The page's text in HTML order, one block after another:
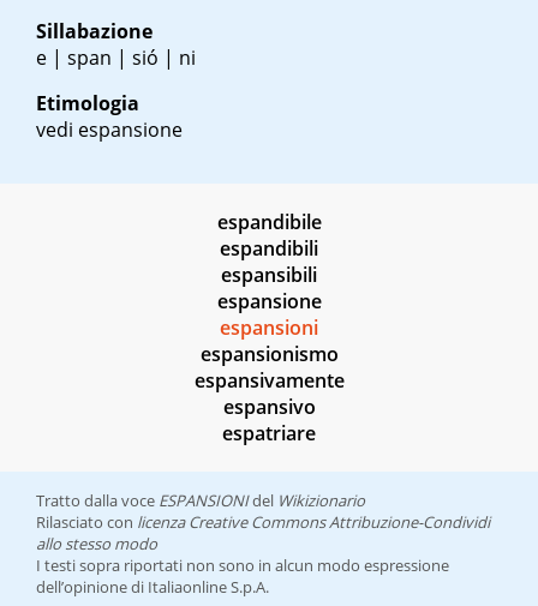
Sillabazione
e | span | sió | ni
Etimologia
vedi espansione
espandibile
espandibili
espansibili
espansione
espansioni
espansionismo
espansivamente
espansivo
espatriare
Tratto dalla voce ESPANSIONIdel Wikizionario
Rilasciato con licenza Creative Commons Attribuzione-Condividi
allo stesso modo
I testi sopra riportati non sono in alcun modo espressione
dell’opinione di Italiaonline S.p.A.